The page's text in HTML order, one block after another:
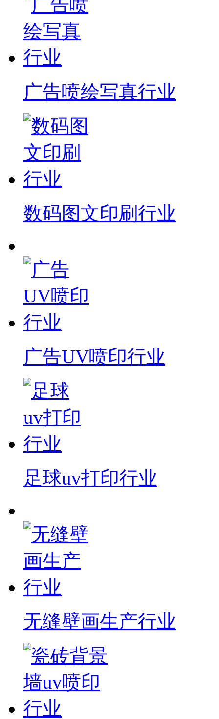
广告喷绘写真行业
数码图文印刷行业
广告UV喷印行业
足球uv打印行业
无缝壁画生产行业